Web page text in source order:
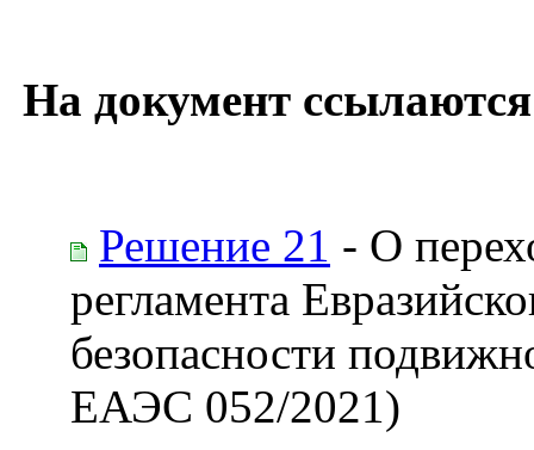
На документ
Решение 21 - О
регламента
безопасности
ЕАЭС 052/2021)